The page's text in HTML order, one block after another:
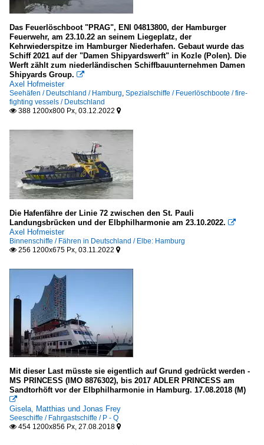
Das Feuerlöschboot "PRAG", ENI 04813800, der Hamburger
Feuerwehr, am 23.10.22 an seinem Liegeplatz, der
Kehrwiederspitze im Hamburger Niederhafen. Gebaut wurde das
Schiff 2021 auf der "Damen Shipyardswerft" in Kozle (Polen). Die
Werft zählt zum niederländischen Schiffbauunternehmen Damen
Shipyards Group. 
Axel Hofmeister
Seehäfen / Deutschland / Hamburg Spezialschiffe / Feuerlöschboote / fire-
fighting vessels / Deutschland
 388 1200x800 Px, 03.12.2022 
Die Hafenfähre der Linie 72 zwischen den St. Pauli
Landungsbrücken und der Elbphilharmonie am 23.10.2022. 
Axel Hofmeister
Binnenschiffe / Fähren in Deutschland / Elbe: Hamburg
 256 1200x675 Px, 03.11.2022 
Mit dieser Last müsste sie eigentlich auf Grund gedrückt werden -
MS PRINCESS (IMO 8876302), bis 2017 ADLER PRINCESS am
Sandtorhöft vor der Elbphilharmonie in Hamburg. 17.08.2018 (M)

Gisela, Matthias und Jonas Frey
Seeschiffe / Fahrgastschiffe / P - Q
 454 1200x856 Px, 27.08.2018 